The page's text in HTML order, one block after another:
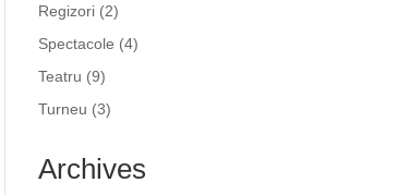
Regizori (2)
Spectacole (4)
Teatru (9)
Turneu (3)
Archives